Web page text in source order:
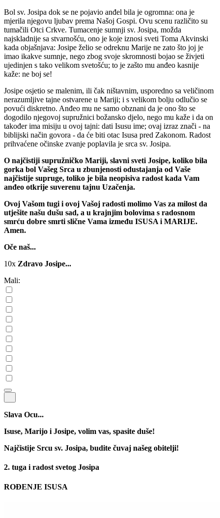
Bol sv. Josipa dok se ne pojavio anđel bila je ogromna: ona je
mjerila njegovu ljubav prema Našoj Gospi. Ovu scenu različito su
tumačili Otci Crkve. Tumacenje sumnji sv. Josipa, možda
najskladnije sa stvarnošću, ono je koje iznosi sveti Toma Akvinski
kada objašnjava: Josipe želio se odreknu Marije ne zato što joj je
imao ikakve sumnje, nego zbog svoje skromnosti bojao se živjeti
ujedinjen s tako velikom svetošću; to je zašto mu anđeo kasnije
kaže: ne boj se!
Josipe osjetio se malenim, ili čak ništavnim, usporedno sa veličinom
nerazumljive tajne ostvarene u Mariji; i s velikom bolju odlučio se
povući diskretno. Anđeo mu ne samo obznani da je ono što se
dogodilo njegovoj supružnici božansko djelo, nego mu kaže i da on
također ima misiju u ovoj tajni: dati Isusu ime; ovaj izraz znači - na
biblijski način govora - da će biti otac Isusa pred Zakonom. Radost
prihvaćene očinske zvanje poplavila je srca sv. Josipa.
O najčistiji supružničko Mariji, slavni sveti Josipe, koliko bila
gorka bol Vašeg Srca u zbunjenosti odustajanja od Vaše
najčistije supruge, toliko je bila neopisiva radost kada Vam
anđeo otkrije suverenu tajnu Uzačenja.
Ovoj Vašom tugi i ovoj Vašoj radosti molimo Vas za milost da
utješite našu dušu sad, a u krajnjim bolovima s radosnom
smrću dobre smrti slične Vama između ISUSA i MARIJE.
Amen.
Oče naš...
10x Zdravo Josipe...
Mali:
Slava Ocu...
Isuse, Marijo i Josipe, volim vas, spasite duše!
Najčistije Srcu sv. Josipa, budite čuvaj našeg obitelji!
2. tuga i radost svetog Josipa
ROĐENJE ISUSA